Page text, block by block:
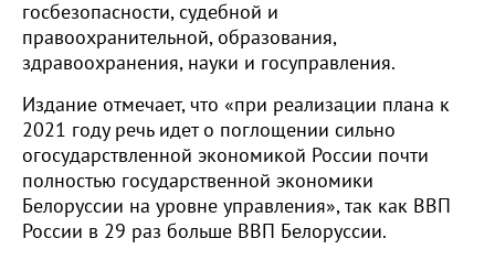
госбезопасности, судебной и
правоохранительной, образования,
здравоохранения, науки и госуправления.
Издание отмечает, что «при реализации плана к
2021 году речь идет о поглощении сильно
огосударствленной экономикой России почти
полностью государственной экономики
Белоруссии на уровне управления», так как ВВП
России в 29 раз больше ВВП Белоруссии.